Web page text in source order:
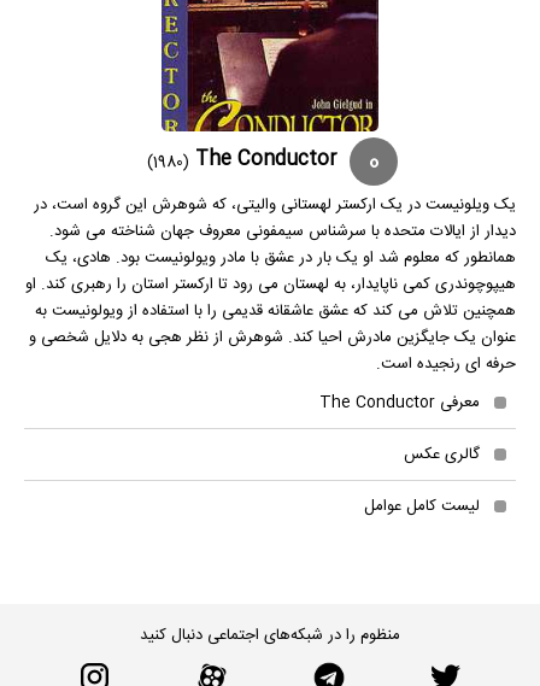
0
The Conductor
(1980)
یک ویلونیست در یک ارکستر لهستانی والیتی، که شوهرش این گروه است، در
دیدار از ایالات متحده با سرشناس سیمفونی معروف جهان شناخته می شود.
همانطور که معلوم شد او یک بار در عشق با مادر ویولونیست بود. هادی، یک
هیپوچوندری کمی ناپایدار، به لهستان می رود تا ارکستر استان را رهبری کند. او
همچنین تلاش می کند که عشق عاشقانه قدیمی را با استفاده از ویولونیست به
عنوان یک جایگزین مادرش احیا کند. شوهرش از نظر هجی به دلایل شخصی و
حرفه ای رنجیده است.
معرفی The Conductor
گالری عکس
لیست کامل عوامل
منظوم را در شبکه‌های اجتماعی دنبال کنید